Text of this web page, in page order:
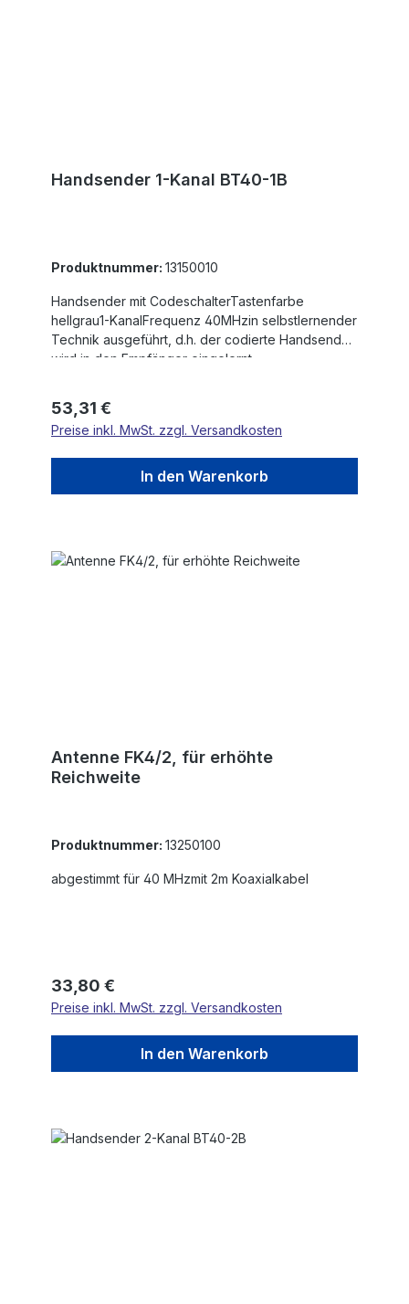
Handsender 1-Kanal BT40-1B
Produktnummer: 13150010
Handsender mit CodeschalterTastenfarbe
hellgrau1-KanalFrequenz 40MHzin selbstlernender
Technik ausgeführt, d.h. der codierte Handsender
wird in den Empfänger eingelernt
Regulärer Preis:
53,31 €
Preise inkl. MwSt. zzgl. Versandkosten
In den Warenkorb
Antenne FK4/2, für erhöhte
Reichweite
Produktnummer: 13250100
abgestimmt für 40 MHzmit 2m Koaxialkabel
Regulärer Preis:
33,80 €
Preise inkl. MwSt. zzgl. Versandkosten
In den Warenkorb